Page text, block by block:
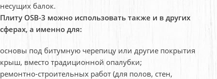
несущих балок.
Плиту OSB-3 можно использовать также и в других
сферах, а именно для:
основы под битумную черепицу или другие покрытия
крыш, вместо традиционной опалубки;
ремонтно-строительных работ (для полов, стен,